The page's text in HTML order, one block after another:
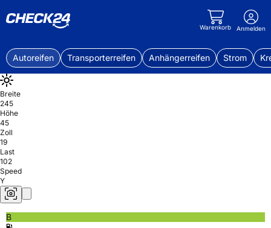
Warenkorb Anmelden
Autoreifen Transporterreifen Anhängerreifen Strom
Breite
245
Höhe
45
Zoll
19
Last
102
Speed
Y
B